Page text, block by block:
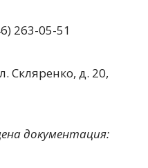
263-05-51
Скляренко, д. 20,
документация: